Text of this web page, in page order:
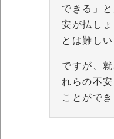
できる」
安が払し
とは難し
ですが、
れらの不
ことができ